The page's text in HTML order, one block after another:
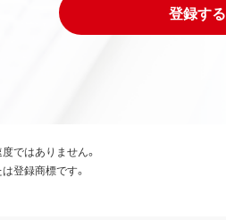
登録する
ではありません。
登録商標です。